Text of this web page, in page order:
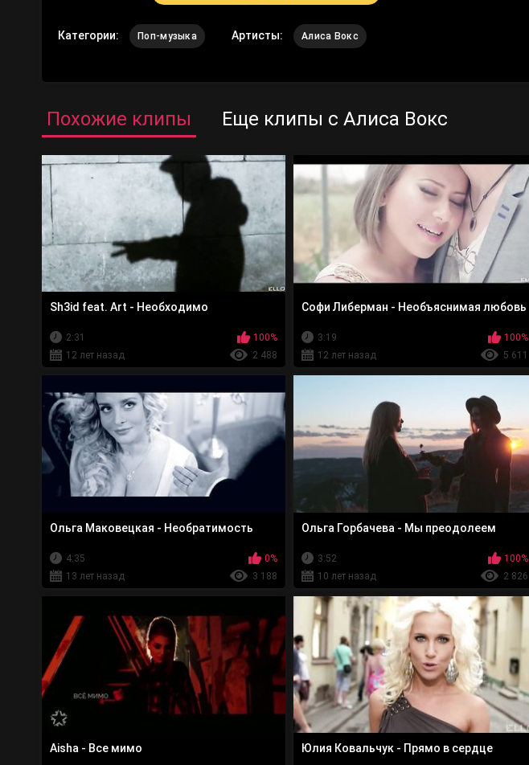
Категории: Поп-музыка Артисты: Алиса Вокс
Похожие клипы Еще клипы с Алиса Вокс
Sh3id feat. Art - Необходимо
2:31
100%
12 лет назад
2 488
Софи Либерман - Необъяснимая любовь
3:19
100%
12 лет назад
5 611
Ольга Маковецкая - Необратимость
4:35
0%
13 лет назад
3 188
Ольга Горбачева - Мы преодолеем
3:52
100%
10 лет назад
2 826
Aisha - Все мимо Юлия Ковальчук - Прямо в сердце